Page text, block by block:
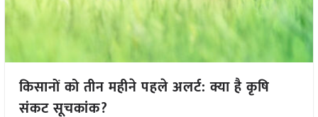
किसानों को तीन महीने पहले अलर्ट: क्या है कृषि
संकट सूचकांक?